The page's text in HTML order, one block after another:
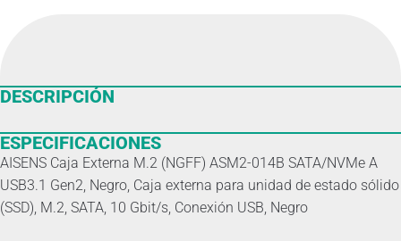
DESCRIPCIÓN
ESPECIFICACIONES
AISENS Caja Externa M.2 (NGFF) ASM2-014B SATA/NVMe A
USB3.1 Gen2, Negro, Caja externa para unidad de estado sólido
(SSD), M.2, SATA, 10 Gbit/s, Conexión USB, Negro